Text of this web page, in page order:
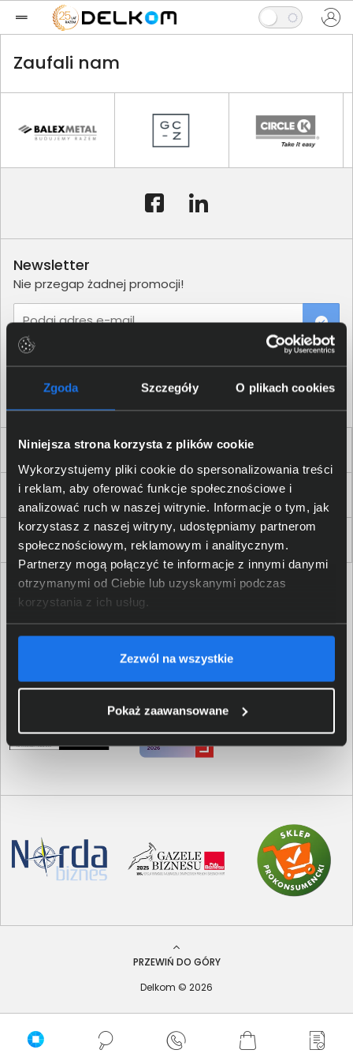
Zgoda Szczegóły O plikach cookies
Niniejsza strona korzysta z plików cookie
Wykorzystujemy pliki cookie do spersonalizowania treści
i reklam, aby oferować funkcje społecznościowe i
analizować ruch w naszej witrynie. Informacje o tym, jak
korzystasz z naszej witryny, udostępniamy partnerom
społecznościowym, reklamowym i analitycznym.
Partnerzy mogą połączyć te informacje z innymi danymi
otrzymanymi od Ciebie lub uzyskanymi podczas
korzystania z ich usług.
Zezwól na wszystkie
Pokaż zaawansowane
Zaufali nam
Dla Firm i Instytucji
Zakupy
Delkom 2000
Newsletter
Nie przegap żadnej promocji!
Podaj adres e-mail
PRZEWIŃ DO GÓRY
Delkom © 2026